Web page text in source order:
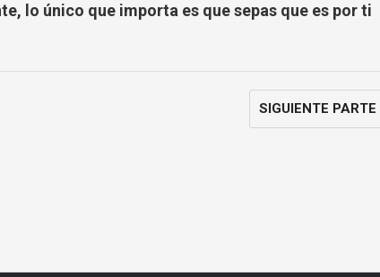
lo único que importa es que sepas que es por ti
SIGUIENTE PARTE